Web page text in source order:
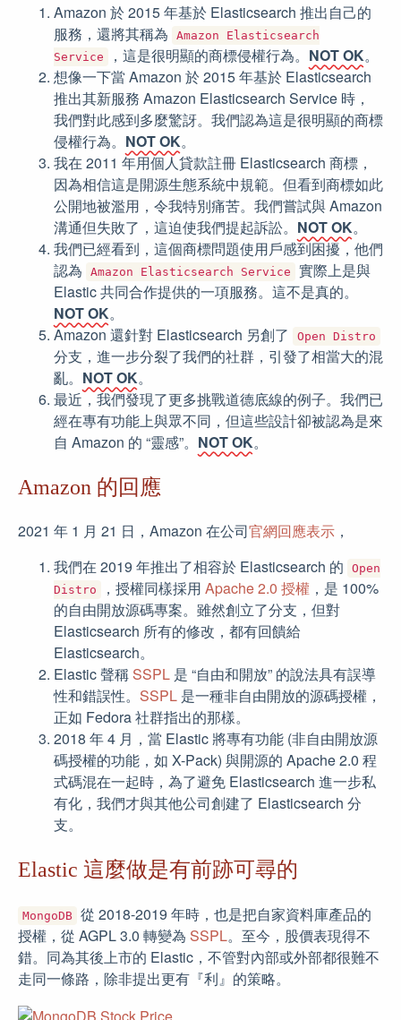
Amazon 於 2015 年基於 Elasticsearch 推出自己的
服務，還將其稱為
Amazon Elasticsearch
Service
，這是很明顯的商標侵權行為。 NOT OK。
想像一下當 Amazon 於 2015 年基於 Elasticsearch
推出其新服務 Amazon Elasticsearch Service 時，
我們對此感到多麼驚訝。我們認為這是很明顯的商標
侵權行為。 NOT OK。
我在 2011 年用個人貸款註冊 Elasticsearch 商標，
因為相信這是開源生態系統中規範。但看到商標如此
公開地被濫用，令我特別痛苦。我們嘗試與 Amazon
溝通但失敗了，這迫使我們提起訴訟。 NOT OK。
我們已經看到，這個商標問題使用戶感到困擾，他們
認為
Amazon Elasticsearch Service
實際上是與
Elastic 共同合作提供的一項服務。這不是真的。
NOT OK。
Amazon 還針對 Elasticsearch 另創了
Open Distro
分支，進一步分裂了我們的社群，引發了相當大的混
亂。 NOT OK。
最近，我們發現了更多挑戰道德底線的例子。我們已
經在專有功能上與眾不同，但這些設計卻被認為是來
自 Amazon 的 “靈感”。 NOT OK。
Amazon 的回應
2021 年 1 月 21 日，Amazon 在公司官網回應表示 ，
我們在 2019 年推出了相容於 Elasticsearch 的
Open
Distro
，授權同樣採用 Apache 2.0 授權 ，是 100%
的自由開放源碼專案。雖然創立了分支，但對
Elasticsearch 所有的修改，都有回饋給
Elasticsearch。
Elastic 聲稱 SSPL 是 “自由和開放” 的說法具有誤導
性和錯誤性。 SSPL 是一種非自由開放的源碼授權，
正如 Fedora 社群指出的那樣。
2018 年 4 月，當 Elastic 將專有功能 (非自由開放源
碼授權的功能，如 X-Pack) 與開源的 Apache 2.0 程
式碼混在一起時，為了避免 Elasticsearch 進一步私
有化，我們才與其他公司創建了 Elasticsearch 分
支。
Elastic 這麼做是有前跡可尋的
MongoDB 從 2018-2019 年時，也是把自家資料庫產品的
授權，從 AGPL 3.0 轉變為 SSPL。至今，股價表現得不
錯。同為其後上市的 Elastic，不管對內部或外部都很難不
走同一條路，除非提出更有『利』的策略。